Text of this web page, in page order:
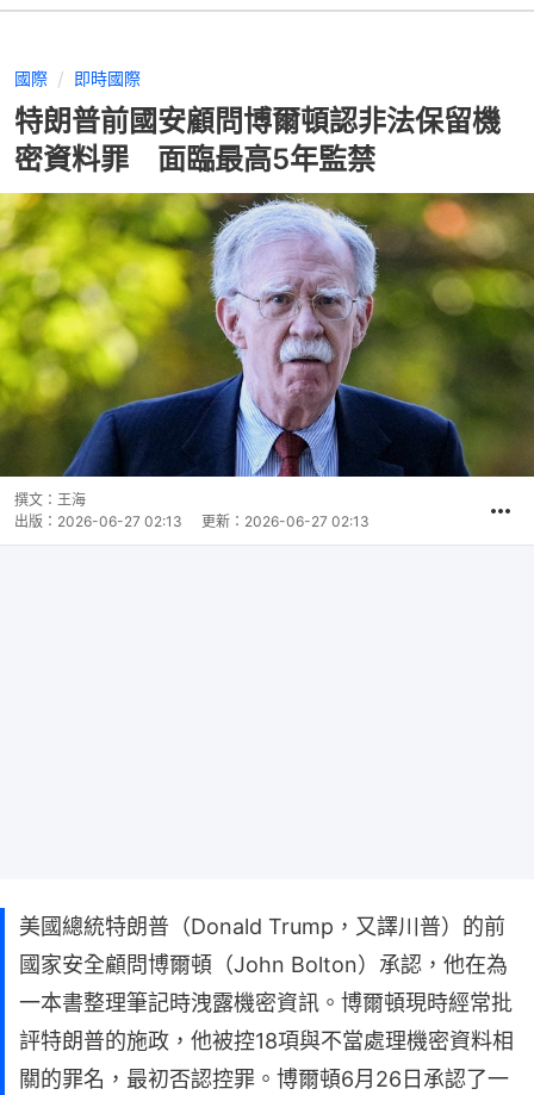
國際 即時國際
特朗普前國安顧問博爾頓認非法保留機
密資料罪 面臨最高5年監禁
撰文： 王海
出版： 2026-06-27 02:13 更新： 2026-06-27 02:13
美國總統特朗普（Donald Trump，又譯川普）的前
國家安全顧問博爾頓（John Bolton）承認，他在為
一本書整理筆記時洩露機密資訊。博爾頓現時經常批
評特朗普的施政，他被控18項與不當處理機密資料相
關的罪名，最初否認控罪。博爾頓6月26日承認了一